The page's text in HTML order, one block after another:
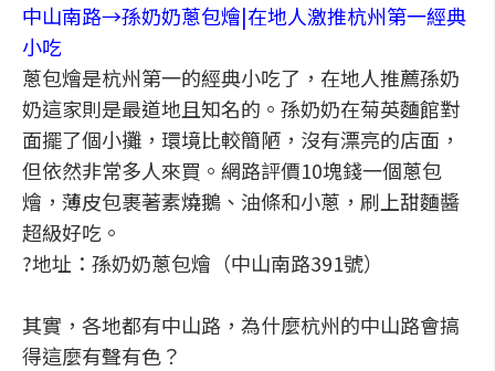
中山南路→孫奶奶蔥包燴|在地人激推杭州第一經典
小吃
蔥包燴是杭州第一的經典小吃了，在地人推薦孫奶
奶這家則是最道地且知名的。孫奶奶在菊英麵館對
面擺了個小攤，環境比較簡陋，沒有漂亮的店面，
但依然非常多人來買。網路評價10塊錢一個蔥包
燴，薄皮包裹著素燒鵝、油條和小蔥，刷上甜麵醬
超級好吃。
?地址：孫奶奶蔥包燴（中山南路391號）
其實，各地都有中山路，為什麼杭州的中山路會搞
得這麼有聲有色？